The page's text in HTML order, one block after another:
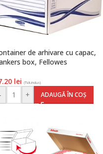
de arhivare cu capac,
box, Fellowes
lei (TVA inclus)
- + ADAUGĂ ÎN COȘ